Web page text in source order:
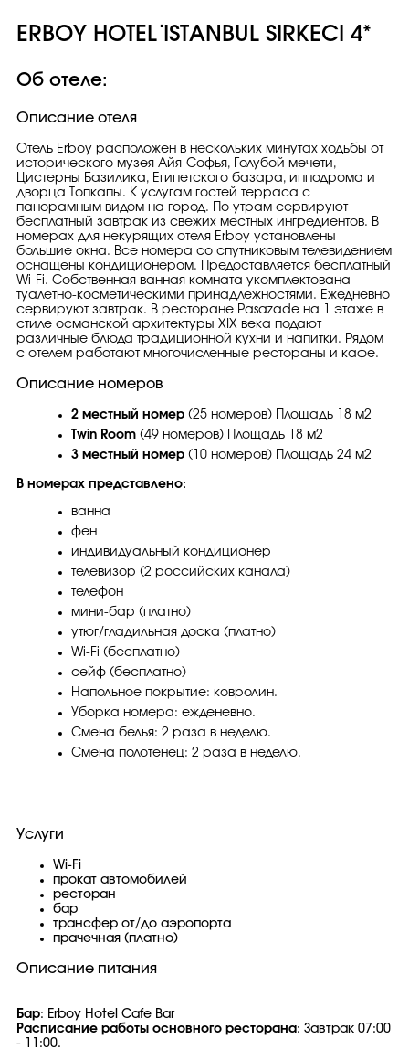
ERBOY HOTEL İSTANBUL SIRKECI 4*
Об отеле:
Описание отеля
Отель Erboy расположен в нескольких минутах ходьбы от
исторического музея Айя-Софья, Голубой мечети,
Цистерны Базилика, Египетского базара, ипподрома и
дворца Топкапы. К услугам гостей терраса с
панорамным видом на город. По утрам сервируют
бесплатный завтрак из свежих местных ингредиентов. В
номерах для некурящих отеля Erboy установлены
большие окна. Все номера со спутниковым телевидением
оснащены кондиционером. Предоставляется бесплатный
Wi-Fi. Собственная ванная комната укомплектована
туалетно-косметическими принадлежностями. Ежедневно
сервируют завтрак. В ресторане Pasazade на 1 этаже в
стиле османской архитектуры XIX века подают
различные блюда традиционной кухни и напитки. Рядом
с отелем работают многочисленные рестораны и кафе.
Описание номеров
2 местный номер (25 номеров) Площадь 18 м2
Twin Room (49 номеров) Площадь 18 м2
3 местный номер (10 номеров) Площадь 24 м2
В номерах представлено:
ванна
фен
индивидуальный кондиционер
телевизор (2 российских канала)
телефон
мини-бар (платно)
утюг/гладильная доска (платно)
Wi-Fi (бесплатно)
сейф (бесплатно)
Напольное покрытие: ковролин.
Уборка номера: ежденевно.
Смена белья: 2 раза в неделю.
Смена полотенец: 2 раза в неделю.
Услуги
Wi-Fi
прокат автомобилей
ресторан
бар
трансфер от/до аэропорта
прачечная (платно)
Описание питания
Бар: Erboy Hotel Cafe Bar
Расписание работы основного ресторана: Завтрак 07:00
- 11:00.